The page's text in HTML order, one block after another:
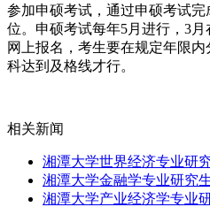
参加申硕考试，通过申硕考试
位。申硕考试每年5月进行，3
网上报名，考生要在规定年限
科达到及格线才行。
相关新闻
湘潭大学世界经济专业研
湘潭大学金融学专业研究
湘潭大学产业经济学专业